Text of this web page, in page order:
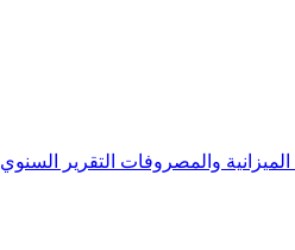
الميزانية والمصروفات التقرير السنوي